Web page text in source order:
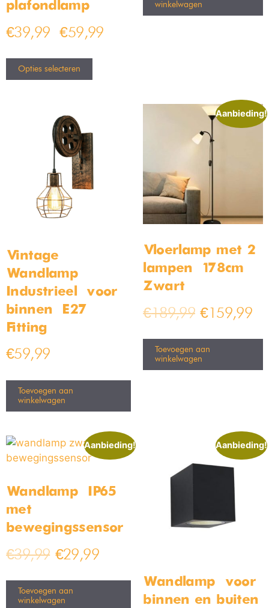
plafondlamp
€39,99 –€59,99
Opties selecteren
winkelwagen
Vintage
Wandlamp –
Industrieel – voor
binnen – E27
Fitting
€59,99
Toevoegen aan
winkelwagen
Aanbieding!
Vloerlamp met 2
lampen – 178cm –
Zwart
€189,99 €159,99
Toevoegen aan
winkelwagen
Aanbieding!
Wandlamp – IP65
met
bewegingssensor
€39,99 €29,99
Toevoegen aan
winkelwagen
Aanbieding!
Wandlamp – voor
binnen en buiten